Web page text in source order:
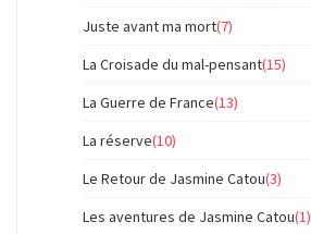
Juste avant ma mort(7)
La Croisade du mal-pensant(15)
La Guerre de France(13)
La réserve(10)
Le Retour de Jasmine Catou(3)
Les aventures de Jasmine Catou(1)